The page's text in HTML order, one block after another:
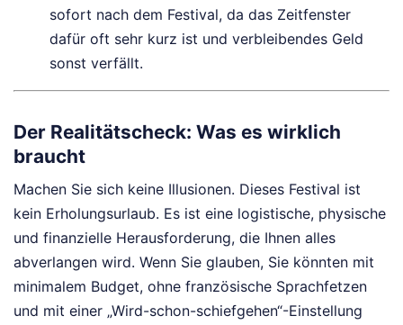
sofort nach dem Festival, da das Zeitfenster
dafür oft sehr kurz ist und verbleibendes Geld
sonst verfällt.
Der Realitätscheck: Was es wirklich
braucht
Machen Sie sich keine Illusionen. Dieses Festival ist
kein Erholungsurlaub. Es ist eine logistische, physische
und finanzielle Herausforderung, die Ihnen alles
abverlangen wird. Wenn Sie glauben, Sie könnten mit
minimalem Budget, ohne französische Sprachfetzen
und mit einer „Wird-schon-schiefgehen“-Einstellung